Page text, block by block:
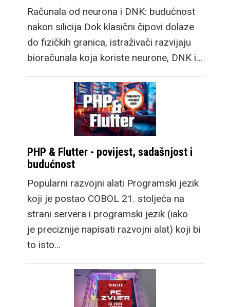
Računala od neurona i DNK: budućnost
nakon silicija Dok klasični čipovi dolaze
do fizičkih granica, istraživači razvijaju
bioračunala koja koriste neurone, DNK i…
PHP & Flutter - povijest, sadašnjost i
budućnost
Popularni razvojni alati Programski jezik
koji je postao COBOL 21. stoljeća na
strani servera i programski jezik (iako
je preciznije napisati razvojni alat) koji bi
to isto…